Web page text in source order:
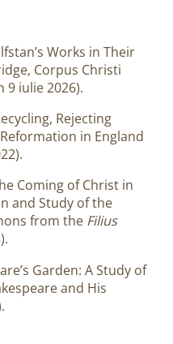
Works in Their
Corpus Christi
9 iulie 2026).
Rejecting
in England
Coming of Christ in
and Study of the
from the Filius
Garden: A Study of
and His